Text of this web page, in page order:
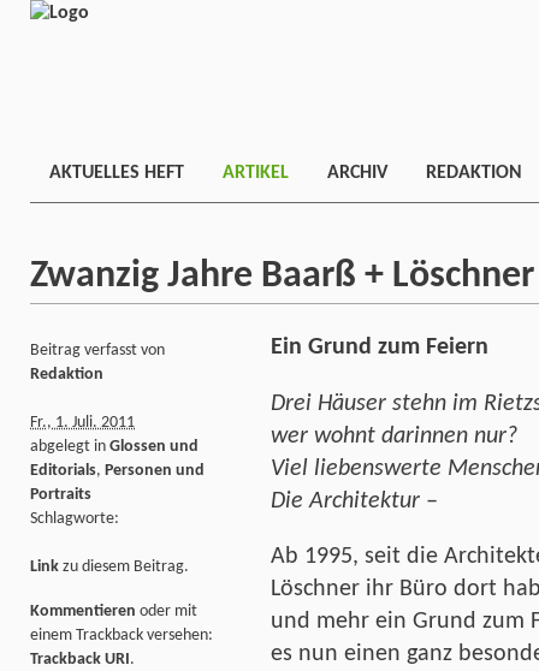
AKTUELLES HEFT ARTIKEL ARCHIV REDAKTION
Zwanzig Jahre Baarß + Löschner
Ein Grund zum Feiern
Drei Häuser stehn im
wer wohnt darinnen nur?
Viel liebenswerte
Die Architektur –
Ab 1995, seit die
Löschner ihr Büro dort
und mehr ein Grund zum
es nun einen ganz
Beitrag verfasst von
Redaktion
Fr., 1. Juli. 2011
abgelegt in Glossen und
Editorials, Personen und
Portraits
Schlagworte:
Link zu diesem Beitrag.
Kommentieren oder mit
einem Trackback versehen:
Trackback URI.